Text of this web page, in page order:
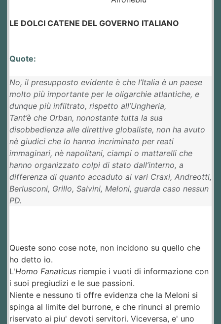
LE DOLCI CATENE DEL GOVERNO ITALIANO
Quote:
No, il presupposto evidente è che l’Italia è un paese
molto più importante per le oligarchie atlantiche, e
dunque più infiltrato, rispetto all’Ungheria,
Tant’è che Orban, nonostante tutta la sua
disobbedienza alle direttive globaliste, non ha avuto
nè giudici che lo hanno incriminato per reati
immaginari, nè napolitani, ciampi o mattarelli che
hanno organizzato colpi di stato dall’interno, a
differenza di quanto accaduto ai vari Craxi, Andreotti,
Berlusconi, Grillo, Salvini, Meloni, guarda caso nessun
PD.
Queste sono cose note, non incidono su quello che
ho detto io.
L'Homo Fanaticus riempie i vuoti di informazione con
i suoi pregiudizi e le sue passioni.
Niente e nessuno ti offre evidenza che la Meloni si
spinga al limite del burrone, e che rinunci al premio
riservato ai piu' devoti servitori. Viceversa, e' uno